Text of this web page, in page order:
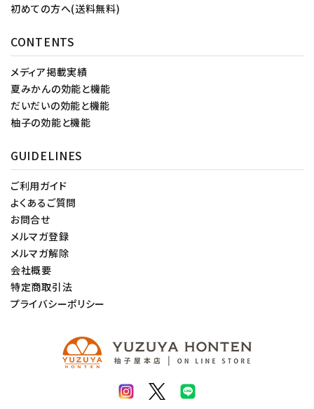
初めての方へ(送料無料)
CONTENTS
メディア掲載実績
夏みかんの効能と機能
だいだいの効能と機能
柚子の効能と機能
GUIDELINES
ご利用ガイド
よくあるご質問
お問合せ
メルマガ登録
メルマガ解除
会社概要
特定商取引法
プライバシーポリシー